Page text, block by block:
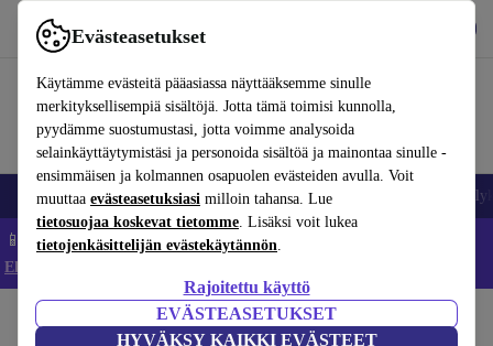
Evästeasetukset
Käytämme evästeitä pääasiassa näyttääksemme sinulle
merkityksellisempiä sisältöjä. Jotta tämä toimisi kunnolla,
pyydämme suostumustasi, jotta voimme analysoida
selainkäyttäytymistäsi ja personoida sisältöä ja mainontaa sinulle -
ensimmäisen ja kolmannen osapuolen evästeiden avulla. Voit
muuttaa evästeasetuksiasi milloin tahansa. Lue
tietosuojaa koskevat tietomme. Lisäksi voit lukea
tietojenkäsittelijän evästekäytännön.
Rajoitettu käyttö
EVÄSTEASETUKSET
HYVÄKSY KAIKKI EVÄSTEET
Käytä refurbed-palvelua nopeasti ja helposti
Matkapuhelimet ja älypuhelimet Kannettavat tietokoneet
📱 Säästä 5 % LISÄÄ iPhoneista – Koodi: IPHONEDEAL –
Ehdot ja säännöt
Juomat Kahvi